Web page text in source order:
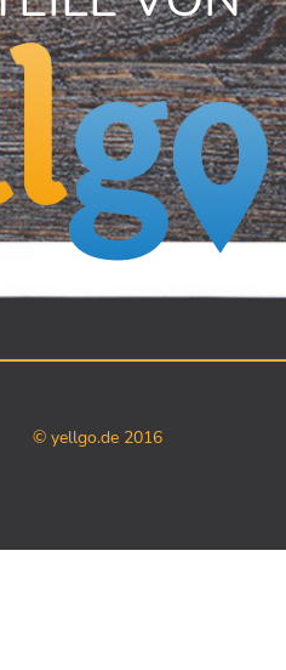
© yellgo.de 2016